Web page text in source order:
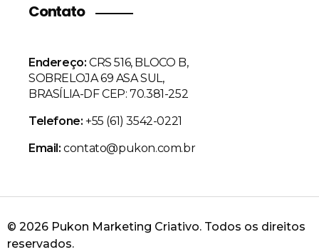
Contato
Endereço: CRS 516, BLOCO B,
SOBRELOJA 69 ASA SUL,
BRASÍLIA-DF CEP: 70.381-252
Telefone: +55 (61) 3542-0221
Email: contato@pukon.com.br
© 2026 Pukon Marketing Criativo. Todos os direitos
reservados.